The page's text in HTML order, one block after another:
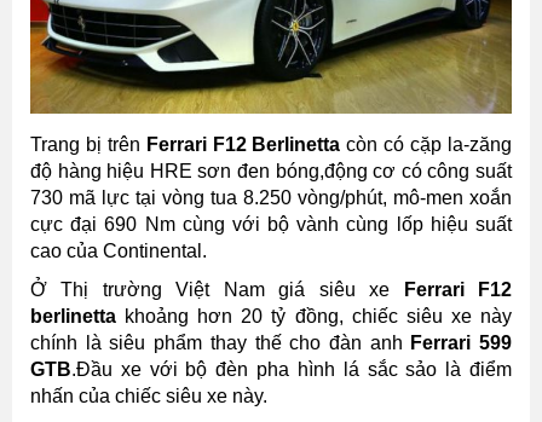
Trang bị trên Ferrari F12 Berlinetta còn có cặp la-zăng
độ hàng hiệu HRE sơn đen bóng,động cơ có công suất
730 mã lực tại vòng tua 8.250 vòng/phút, mô-men xoắn
cực đại 690 Nm cùng với bộ vành cùng lốp hiệu suất
cao của Continental.
Ở Thị trường Việt Nam giá siêu xe
Ferrari F12
berlinetta khoảng hơn 20 tỷ đồng, chiếc siêu xe này
chính là siêu phẩm thay thế cho đàn anh Ferrari 599
GTB.Đầu xe với bộ đèn pha hình lá sắc sảo là điểm
nhấn của chiếc siêu xe này.